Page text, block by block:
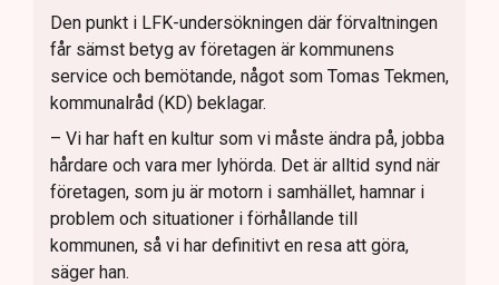
Den punkt i LFK-undersökningen där förvaltningen
får sämst betyg av företagen är kommunens
service och bemötande, något som Tomas Tekmen,
kommunalråd (KD) beklagar.
– Vi har haft en kultur som vi måste ändra på, jobba
hårdare och vara mer lyhörda. Det är alltid synd när
företagen, som ju är motorn i samhället, hamnar i
problem och situationer i förhållande till
kommunen, så vi har definitivt en resa att göra,
säger han.